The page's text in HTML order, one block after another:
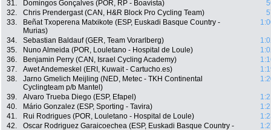
31.
Domingos Gonçalves (POR, RP - Boavista)
32.
Chris Prendergast (CAN, H&R Block Pro Cycling Team)
33.
Beñat Txoperena Matxikote (ESP, Euskadi Basque Country -
Murias)
34. Sebastian Baldauf (GER, Team Vorarlberg)
35.
Nuno Almeida (POR, Louletano - Hospital de Loule)
36.
Benjamin Perry (CAN, Israel Cycling Academy)
37.
Awet Andemeskel (ERI, Kuwait - Cartucho.es)
38.
Jarno Gmelich Meijling (NED, Metec - TKH Continental
Cyclingteam p/b Mantel)
39. Alvaro Trueba Diego (ESP, Efapel)
40.
Mário Gonzalez (ESP, Sporting - Tavira)
41.
Rui Rodrigues (POR, Louletano - Hospital de Loule)
42.
Oscar Rodriguez Garaicoechea (ESP, Euskadi Basque Country -